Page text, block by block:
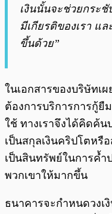
เงินนั้นจะช่วยกระ
มีเกียรติของเรา แ
ขึ้นด้วย”
ในเอกสารของบริษัทเ
ต้องการบริการการกู้ยื
ใช้ ทางเราจึงได้คิดค้
เป็นสกุลเงินคริปโตหรื
เป็นสินทรัพย์ในการค้ำ
พวกเขาให้มากขึ้น
ธนาคารจะกำหนดวง